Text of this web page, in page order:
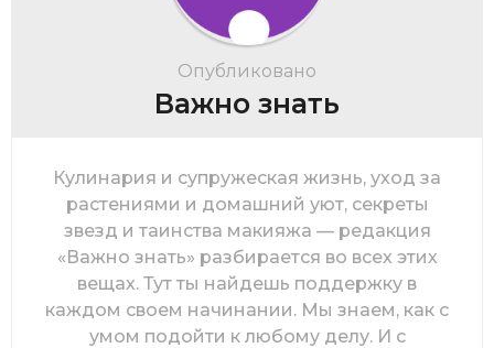
Опубликовано
Важно знать
Кулинария и супружеская жизнь, уход за
растениями и домашний уют, секреты
звезд и таинства макияжа — редакция
«Важно знать» разбирается во всех этих
вещах. Тут ты найдешь поддержку в
каждом своем начинании. Мы знаем, как с
умом подойти к любому делу. И с